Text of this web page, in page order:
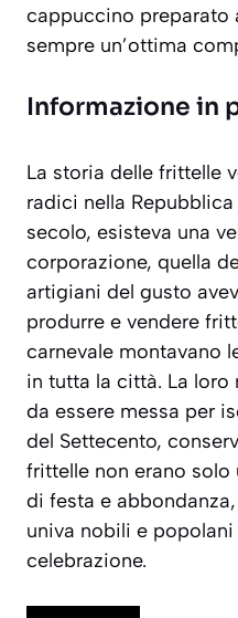
cappuccino preparato
sempre un’ottima
Informazione in
La storia delle frittelle
radici nella
secolo, esisteva una
corporazione, quella
artigiani del gusto
produrre e vendere
carnevale montavano
in tutta la città. La
da essere messa per
del Settecento,
frittelle non erano
di festa e
univa nobili e
celebrazione.